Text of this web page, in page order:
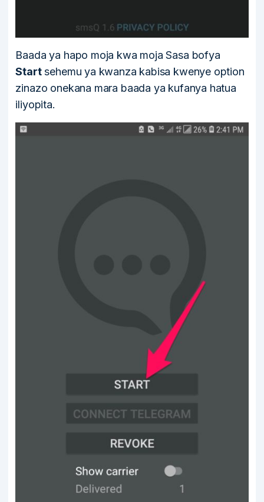
Baada ya hapo moja kwa moja Sasa bofya
Startsehemu ya kwanza kabisa kwenye option
zinazo onekana mara baada ya kufanya hatua
iliyopita.